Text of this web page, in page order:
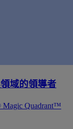
域的領導者
Magic Quadrant™